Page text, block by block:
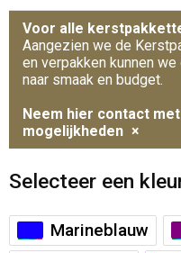
Voor alle
Aangezien we de
en verpakken kunnen
naar smaak en budget.
Neem hier contact
mogelijkheden ×
Selecteer een
Marineblauw